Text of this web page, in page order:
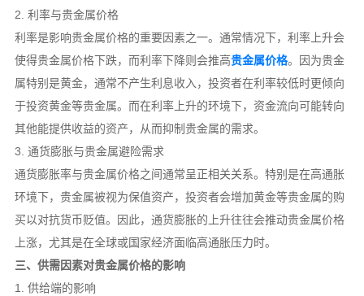
2. 利率与贵金属价格
利率是影响贵金属价格的重要因素之一。通常情况下，利率上升会
使得贵金属价格下跌，而利率下降则会推高贵金属价格。因为贵金
属特别是黄金，通常不产生利息收入，投资者在利率较低时更倾向
于投资黄金等贵金属。而在利率上升的环境下，资金流向可能转向
其他能提供收益的资产，从而抑制贵金属的需求。
3. 通货膨胀与贵金属避险需求
通货膨胀率与贵金属价格之间通常呈正相关关系。特别是在高通胀
环境下，贵金属被视为保值资产，投资者会增加黄金等贵金属的购
买以对抗货币贬值。因此，通货膨胀的上升往往会推动贵金属价格
上涨，尤其是在全球或国家经济面临高通胀压力时。
三、供需因素对贵金属价格的影响
1. 供给端的影响